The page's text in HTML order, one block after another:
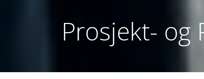
Prosjekt- og